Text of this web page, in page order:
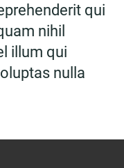
qui
nihil
illum qui
nulla